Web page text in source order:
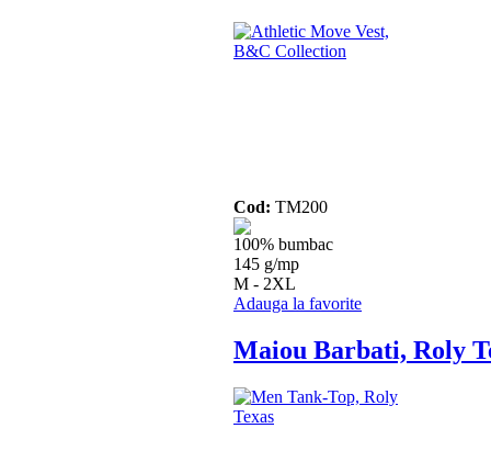
Cod: TM200
100% bumbac
145 g/mp
M - 2XL
Adauga la favorite
Maiou Barbati, Roly